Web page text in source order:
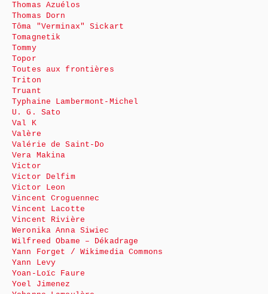
Thomas Azuélos
Thomas Dorn
Tôma "Verminax" Sickart
Tomagnetik
Tommy
Topor
Toutes aux frontières
Triton
Truant
Typhaine Lambermont-Michel
U. G. Sato
Val K
Valère
Valérie de Saint-Do
Vera Makina
Victor
Victor Delfim
Victor Leon
Vincent Croguennec
Vincent Lacotte
Vincent Rivière
Weronika Anna Siwiec
Wilfreed Obame – Dékadrage
Yann Forget / Wikimedia Commons
Yann Levy
Yoan-Loïc Faure
Yoel Jimenez